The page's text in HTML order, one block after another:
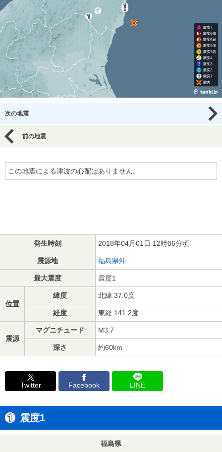
次の地震
前の地震
この地震による津波の心配はありません。
発生時刻 2018年04月01日 12時06分頃
震源地 福島県沖
最大震度 震度1
位置
緯度 北緯 37.0度
経度 東経 141.2度
震源
マグニチュード M3.7
深さ 約60km
Twitter Facebook LINE
震度1
福島県